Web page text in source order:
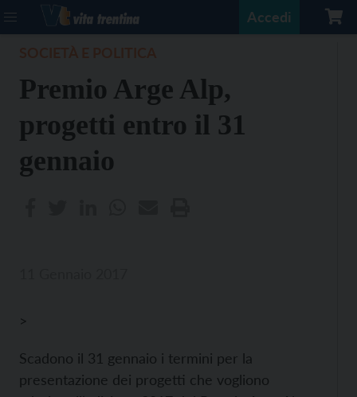
Accedi
Premio Arge Alp,
progetti entro il 31
gennaio
>
Scadono il 31 gennaio i termini per la
presentazione dei progetti che vogliono